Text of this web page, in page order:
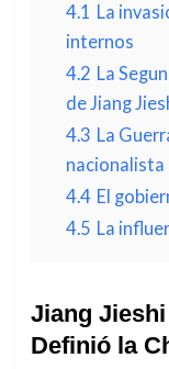
4.1 La
internos
4.2 La
de Jiang
4.3 La
nacionalista
4.4 El
4.5 La
Jiang Jieshi
Definió la